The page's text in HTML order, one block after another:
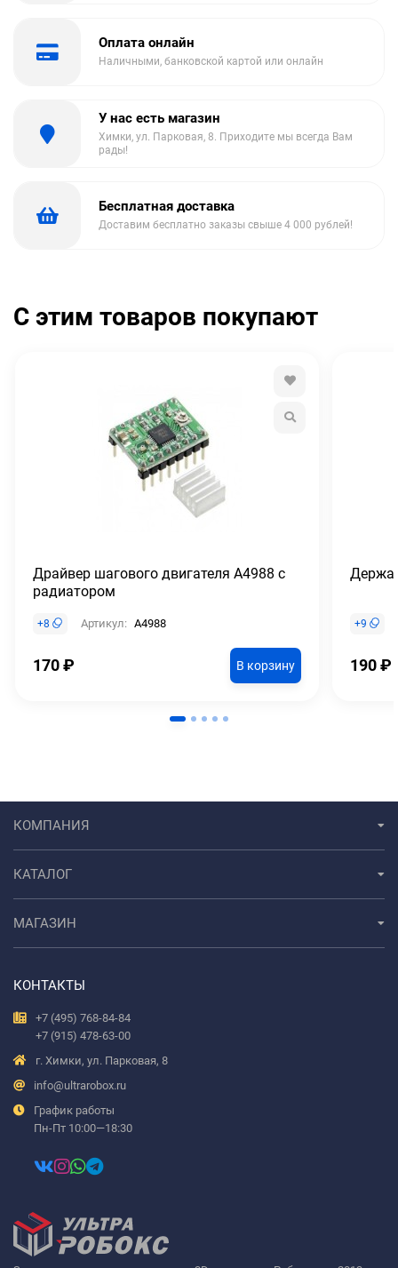
Оплата онлайн
Наличными, банковской картой или онлайн
У нас есть магазин
Химки, ул. Парковая, 8. Приходите мы всегда Вам
рады!
Бесплатная доставка
Доставим бесплатно заказы свыше 4 000 рублей!
С этим товаров покупают
Драйвер шагового двигателя A4988 с
радиатором
+8 Артикул: A4988
170₽ В корзину
+9
190₽
КОМПАНИЯ
КАТАЛОГ
МАГАЗИН
КОНТАКТЫ
+7 (495) 768-84-84
+7 (915) 478-63-00
г. Химки, ул. Парковая, 8
info@ultrarobox.ru
График работы
Пн-Пт 10:00—18:30